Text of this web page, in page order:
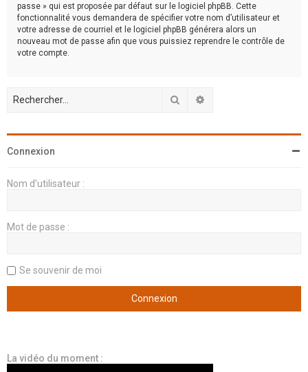
passe » qui est proposée par défaut sur le logiciel phpBB. Cette
fonctionnalité vous demandera de spécifier votre nom d’utilisateur et
votre adresse de courriel et le logiciel phpBB générera alors un
nouveau mot de passe afin que vous puissiez reprendre le contrôle de
votre compte.
Rechercher
Connexion
Nom d’utilisateur :
Mot de passe :
Se souvenir de moi
La vidéo du moment :